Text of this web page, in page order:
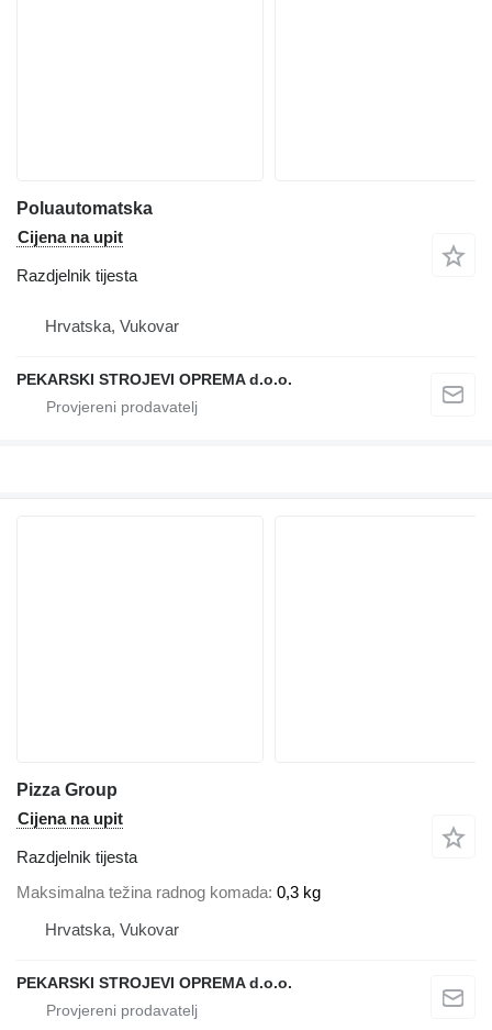
Poluautomatska
Cijena na upit
Razdjelnik tijesta
Hrvatska, Vukovar
PEKARSKI STROJEVI OPREMA d.o.o.
Pizza Group
Cijena na upit
Razdjelnik tijesta
Maksimalna težina radnog komada 0,3 kg
Hrvatska, Vukovar
PEKARSKI STROJEVI OPREMA d.o.o.